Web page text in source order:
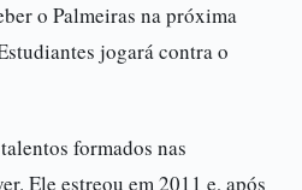
o Palmeiras na próxima
jogará contra o
formados nas
Ele estreou em 2011 e, após